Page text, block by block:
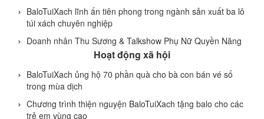
BaloTuiXach lĩnh ấn tiên phong trong ngành sản xuất ba lô
túi xách chuyên nghiệp
Doanh nhân Thu Sương & Talkshow Phụ Nữ Quyền Năng
Hoạt động xã hội
BaloTuiXach ủng hộ 70 phần quà cho bà con bán vé số
trong mùa dịch
Chương trình thiện nguyện BaloTuiXach tặng balo cho các
trẻ em vùng cao